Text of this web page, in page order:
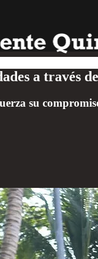
a través
su